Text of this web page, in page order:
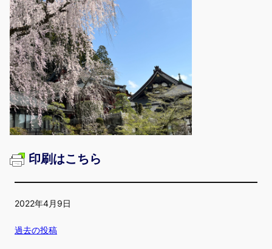
印刷はこちら
2022年4月9日
過去の投稿